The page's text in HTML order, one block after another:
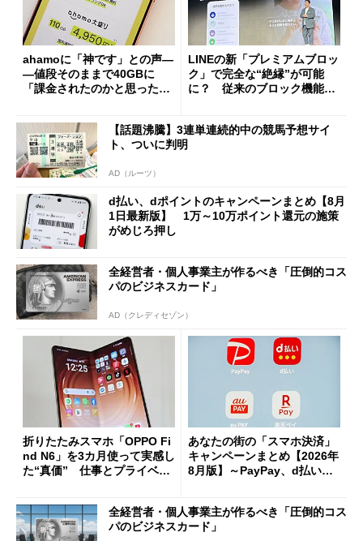
ahamoに「神です」との声―
―値段そのままで40GBに
「課金されたのかと思った」
LINEの新「プレミアムブロッ
ク」で完全な“絶縁”が可能
に？ 従来のブロック機能と
【話題沸騰】3連単連続的中の競馬予想サイ
ト、ついに判明
AD（ルーツ）
d払い、dポイントのキャンペーンまとめ【8月
1日最新版】 1万～10万ポイント還元の施策
がめじろ押し
全経営者・個人事業主が作るべき「圧倒的コス
パのビジネスカード」
AD（クレディセゾン）
折りたたみスマホ「OPPO Fi
nd N6」を3カ月使って実感し
た“真価” 仕事とプライベー
あなたの街の「スマホ決済」
キャンペーンまとめ【2026年
8月版】～PayPay、d払い、a
全経営者・個人事業主が作るべき「圧倒的コス
パのビジネスカード」